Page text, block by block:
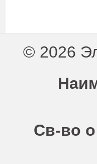
© 2026
Св-во